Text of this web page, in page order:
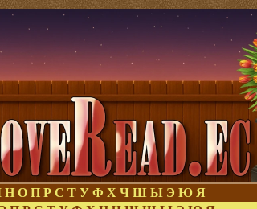
Н О П Р С Т У Ф Х Ч Ш Ы Э Ю Я